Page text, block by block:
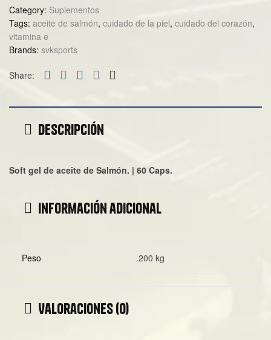
Category: Suplementos
Tags: aceite de salmón, cuidado de la piel, cuidado del corazón,
vitamina e
Brands: svksports
Share: Facebook
TwitterLinkedinGoogle+
Descripción
Soft gel de aceite de Salmón. | 60 Caps.
Información adicional
Peso .200 kg
Valoraciones (0)